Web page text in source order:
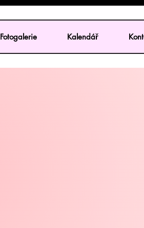
Fotogalerie Kalendář